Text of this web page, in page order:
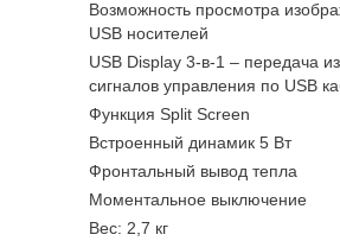
Возможность просмотра
USB носителей
USB Display 3-в-1 – передача
сигналов управления по USB
Функция Split Screen
Встроенный динамик 5 Вт
Фронтальный вывод тепла
Моментальное выключение
Вес: 2,7 кг